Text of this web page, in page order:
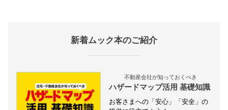
新着ムック本のご紹介
不動産会社が知っておくべき
ハザードマップ活用 基礎知識
お客さまへの「安心」「安全」の